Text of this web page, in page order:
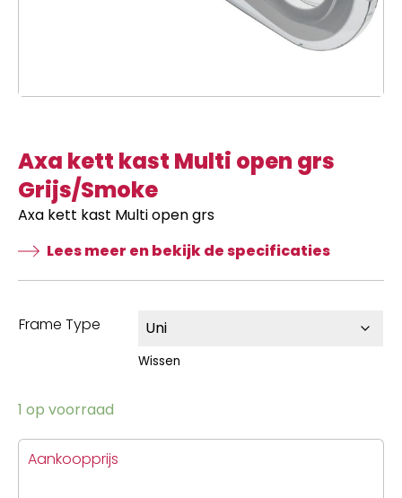
Axa kett kast Multi open grs
Grijs/Smoke
Axa kett kast Multi open grs
Lees meer en bekijk de specificaties
Frame Type
Wissen
1 op voorraad
Aankoopprijs